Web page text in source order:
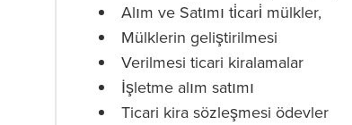
Alım ve Satımı ti̇cari̇ mülkler,
Mülklerin geliştirilmesi
Verilmesi ticari kiralamalar
İşletme alım satımı
Ticari kira sözleşmesi ödevler